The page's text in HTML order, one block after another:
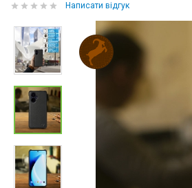
Написати відгук